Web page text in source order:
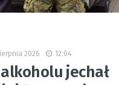
2026 12:04
jechał